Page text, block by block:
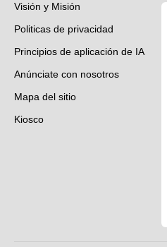
Visión y Misión
Politicas de privacidad
Principios de aplicación de IA
Anúnciate con nosotros
Mapa del sitio
Kiosco